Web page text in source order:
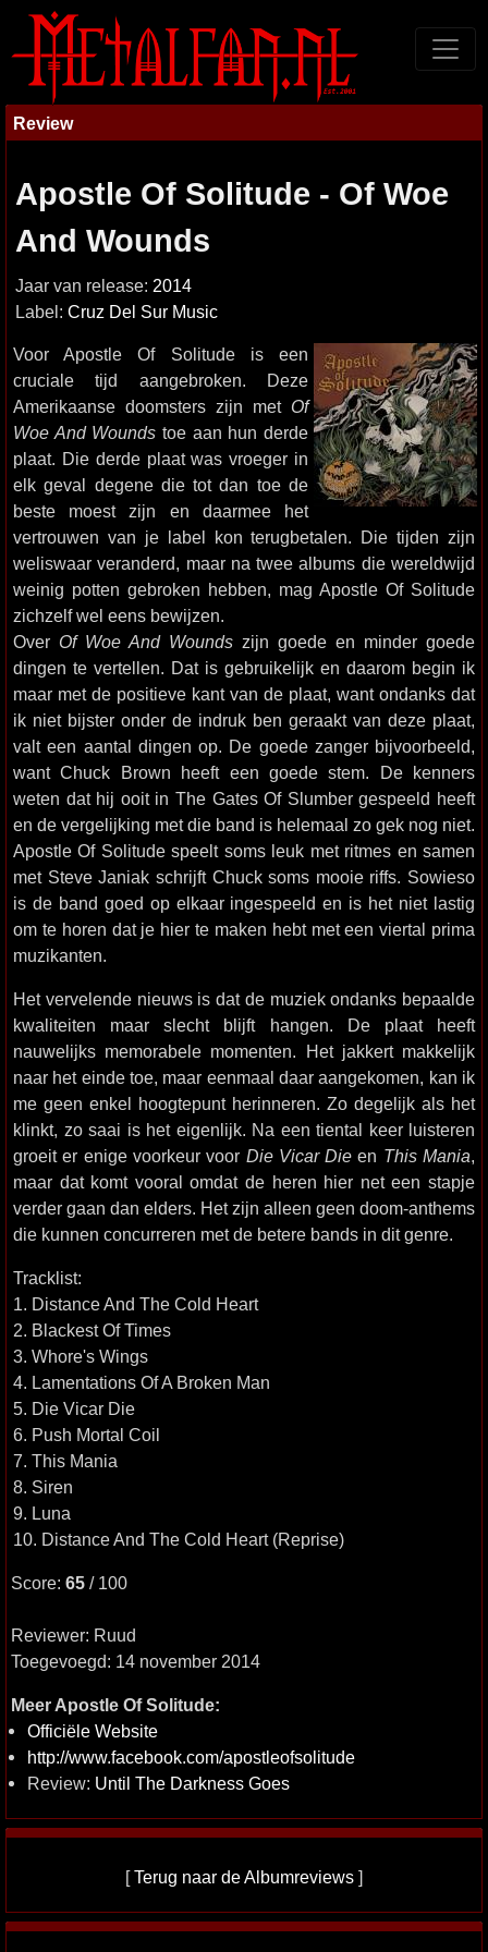
Review
Apostle Of Solitude - Of Woe
And Wounds
Jaar van release: 2014
Label: Cruz Del Sur Music
Voor Apostle Of Solitude is een
cruciale tijd aangebroken. Deze
Amerikaanse doomsters zijn met Of
Woe And Wounds toe aan hun derde
plaat. Die derde plaat was vroeger in
elk geval degene die tot dan toe de
beste moest zijn en daarmee het
vertrouwen van je label kon terugbetalen. Die tijden zijn
weliswaar veranderd, maar na twee albums die wereldwijd
weinig potten gebroken hebben, mag Apostle Of Solitude
zichzelf wel eens bewijzen.
Over Of Woe And Wounds zijn goede en minder goede
dingen te vertellen. Dat is gebruikelijk en daarom begin ik
maar met de positieve kant van de plaat, want ondanks dat
ik niet bijster onder de indruk ben geraakt van deze plaat,
valt een aantal dingen op. De goede zanger bijvoorbeeld,
want Chuck Brown heeft een goede stem. De kenners
weten dat hij ooit in The Gates Of Slumber gespeeld heeft
en de vergelijking met die band is helemaal zo gek nog niet.
Apostle Of Solitude speelt soms leuk met ritmes en samen
met Steve Janiak schrijft Chuck soms mooie riffs. Sowieso
is de band goed op elkaar ingespeeld en is het niet lastig
om te horen dat je hier te maken hebt met een viertal prima
muzikanten.
Het vervelende nieuws is dat de muziek ondanks bepaalde
kwaliteiten maar slecht blijft hangen. De plaat heeft
nauwelijks memorabele momenten. Het jakkert makkelijk
naar het einde toe, maar eenmaal daar aangekomen, kan ik
me geen enkel hoogtepunt herinneren. Zo degelijk als het
klinkt, zo saai is het eigenlijk. Na een tiental keer luisteren
groeit er enige voorkeur voor Die Vicar Die en This Mania,
maar dat komt vooral omdat de heren hier net een stapje
verder gaan dan elders. Het zijn alleen geen doom-anthems
die kunnen concurreren met de betere bands in dit genre.
Tracklist:
1. Distance And The Cold Heart
2. Blackest Of Times
3. Whore's Wings
4. Lamentations Of A Broken Man
5. Die Vicar Die
6. Push Mortal Coil
7. This Mania
8. Siren
9. Luna
10. Distance And The Cold Heart (Reprise)
Score: 65 / 100
Reviewer: Ruud
Toegevoegd: 14 november 2014
Meer Apostle Of Solitude:
Officiële Website
http://www.facebook.com/apostleofsolitude
Review: Until The Darkness Goes
[Terug naar de Albumreviews ]